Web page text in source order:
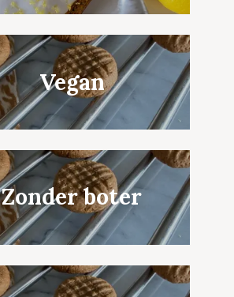
Vegan
Zonder boter